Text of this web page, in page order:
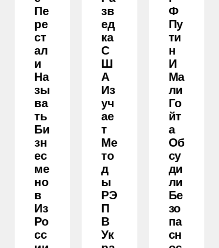
Пе
Ре
Ст
Ал
И
На
Зы
Ва
Ть
Би
Зн
Ес
Ме
Но
В
Из
Ро
Сс
Зв
Ед
Ка
С
Ш
А
Из
Уч
Ае
Т
Ме
То
Д
Ы
РЭ
П
В
Ук
Ф
Пу
Ти
Н
И
Ма
Ли
Го
Йт
А
Об
Су
Ди
Ли
Бе
Зо
Па
Сн